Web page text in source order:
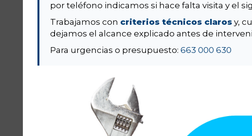
por teléfono indicamos si hace falta visita y el
Trabajamos con criterios técnicos claros y,
dejamos el alcance explicado antes de
Para urgencias o presupuesto: 663 000 630